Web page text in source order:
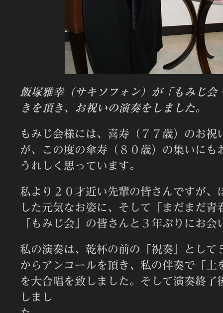
飯塚雅幸（サキソフォン）が「もみじ会
きを頂き、お祝いの演奏をしました。
もみじ会様には、喜寿（７７歳）のお祝
が、この度の傘寿（８０歳）の集いにも
うれしく思っています。
私より２０才近い先輩の皆さんですが、
した元気なお姿に、そして「まだまだ
「もみじ会」の皆さんと３年ぶりにお会
私の演奏は、乾杯の前の「祝奏」として
からアンコールを頂き、私の伴奏で「上
を大合唱を致しました。そして演奏終了
しまし